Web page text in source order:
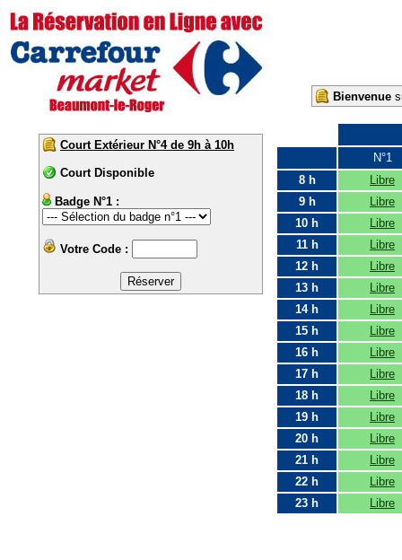
Bienvenue
Court Extérieur N°4 de 9h à 10h
Court Disponible
Badge N°1 :
Votre Code :
N°1
8 h
Libre
9 h
Libre
10 h
Libre
11 h
Libre
12 h
Libre
13 h
Libre
14 h
Libre
15 h
Libre
16 h
Libre
17 h
Libre
18 h
Libre
19 h
Libre
20 h
Libre
21 h
Libre
22 h
Libre
23 h
Libre